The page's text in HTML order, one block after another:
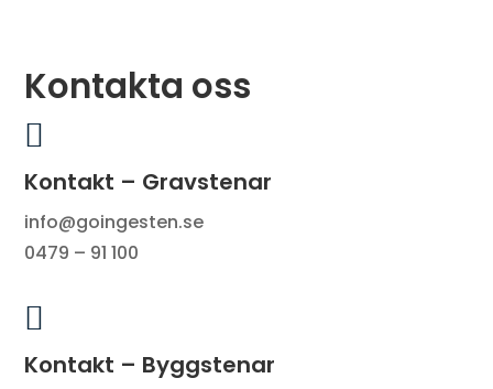
Kontakta oss

Kontakt – Gravstenar
info@goingesten.se
0479 – 91 100

Kontakt – Byggstenar